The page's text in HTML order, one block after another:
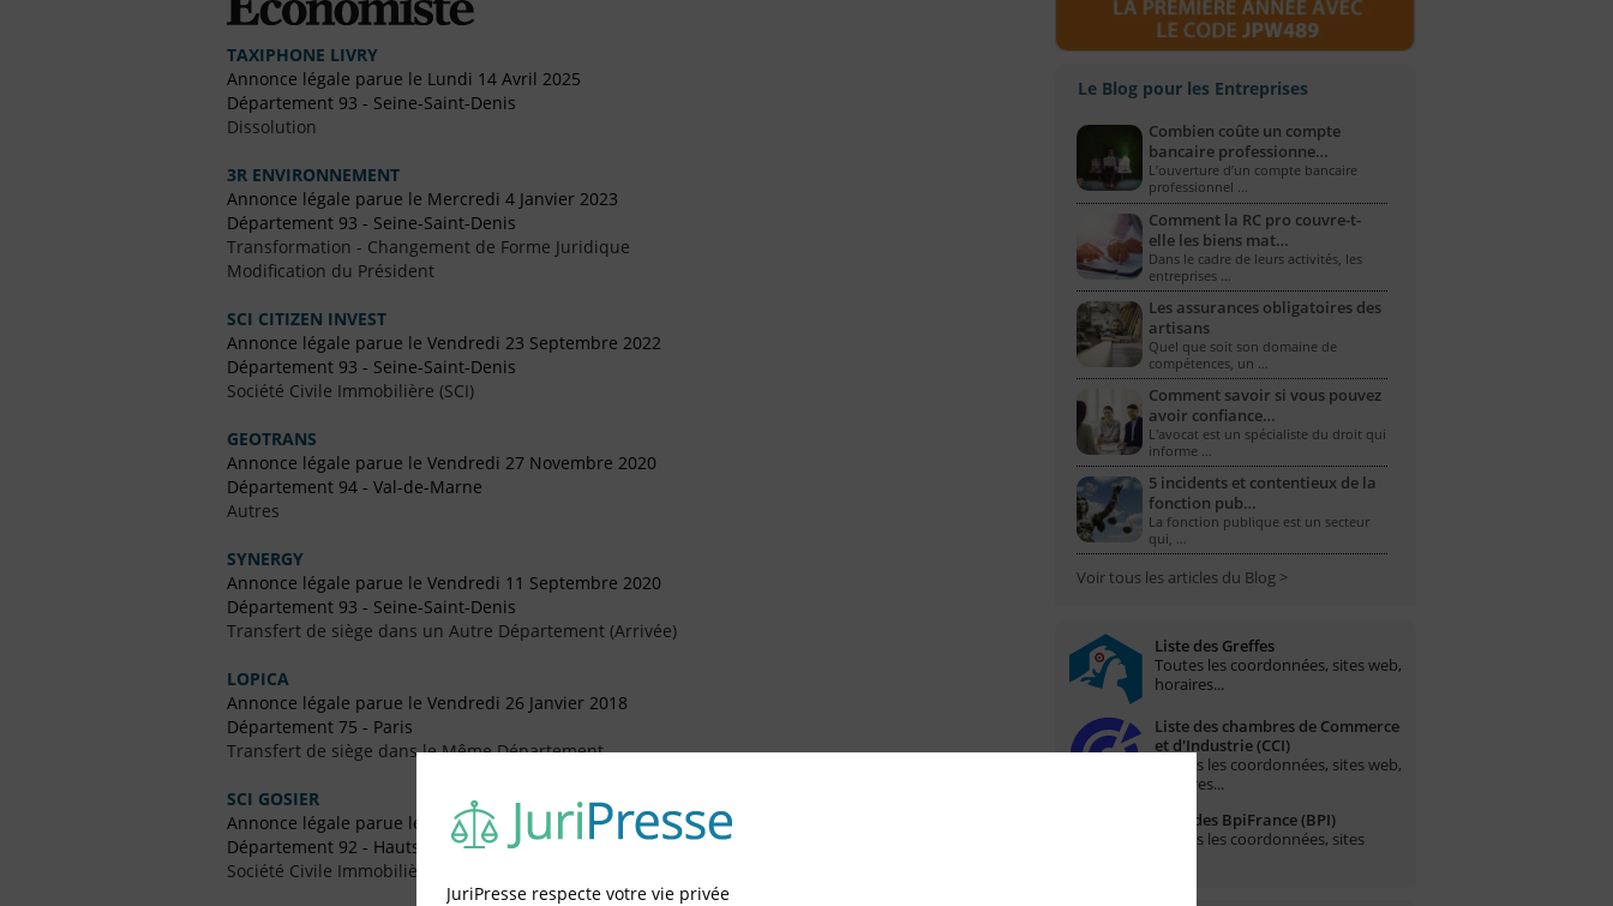
TAXIPHONE LIVRY
Annonce légale parue le Lundi 14 Avril 2025
Département 93 - Seine-Saint-Denis
Dissolution
3R ENVIRONNEMENT
Annonce légale parue le Mercredi 4 Janvier 2023
Département 93 - Seine-Saint-Denis
Transformation - Changement de Forme Juridique
Modification du Président
SCI CITIZEN INVEST
Annonce légale parue le Vendredi 23 Septembre 2022
Département 93 - Seine-Saint-Denis
Société Civile Immobilière (SCI)
GEOTRANS
Annonce légale parue le Vendredi 27 Novembre 2020
Département 94 - Val-de-Marne
Autres
SYNERGY
Annonce légale parue le Vendredi 11 Septembre 2020
Département 93 - Seine-Saint-Denis
Transfert de siège dans un Autre Département (Arrivée)
LOPICA
Annonce légale parue le Vendredi 26 Janvier 2018
Département 75 - Paris
Transfert de siège dans le Même Département
SCI GOSIER
Annonce légale parue le Vendredi 20 Octobre 2017
Département 92 - Hauts-de-Seine
Société Civile Immobilière (SCI)
Le Blog pour les Entreprises
Combien coûte un compte
bancaire professionne…
L’ouverture d’un compte bancaire
professionnel …
Comment la RC pro couvre-t-
elle les biens mat…
Dans le cadre de leurs activités, les
entreprises …
Les assurances obligatoires des
artisans
Quel que soit son domaine de
compétences, un …
Comment savoir si vous pouvez
avoir confiance…
L'avocat est un spécialiste du droit qui
informe …
5 incidents et contentieux de la
fonction pub…
La fonction publique est un secteur
qui, …
Voir tous les articles du Blog >
Liste des Greffes
Toutes les coordonnées, sites web,
horaires...
Liste des chambres de Commerce
et d'Industrie (CCI)
Toutes les coordonnées, sites web,
horaires...
Liste des BpiFrance (BPI)
Toutes les coordonnées, sites
JuriPresse respecte votre vie privée